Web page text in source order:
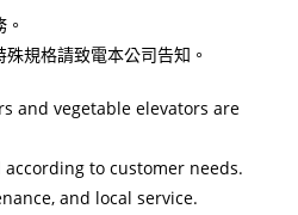
規格請致電本公司告知。
and vegetable elevators are
to customer needs.
and local service.